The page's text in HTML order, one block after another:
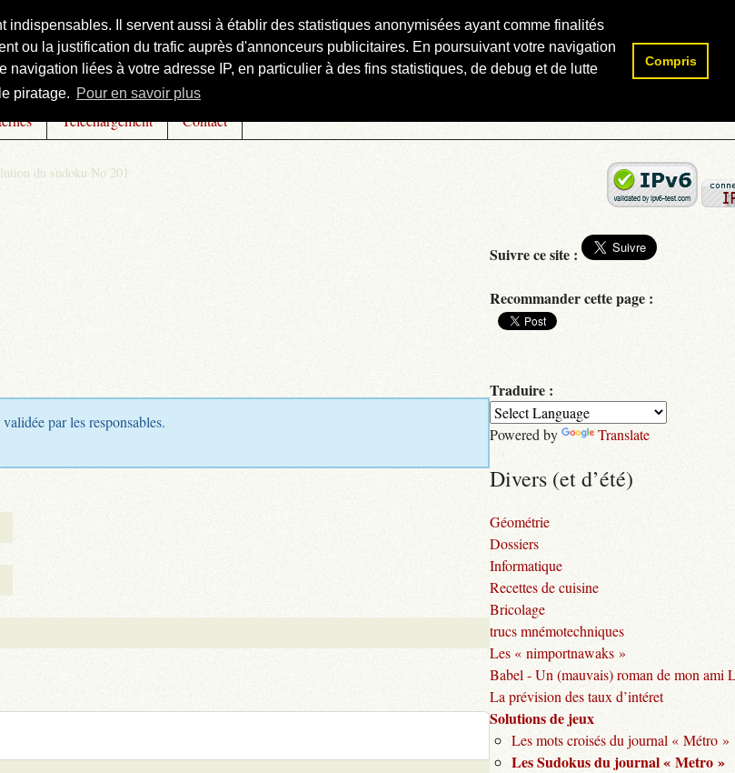
Il servent aussi à établir des statistiques anonymisées ayant comme finalités
ou la justification du trafic auprès d'annonceurs publicitaires. En poursuivant votre navigation
liées à votre adresse IP, en particulier à des fins statistiques, de debug et de lutte
piratage. Pour en savoir plus
Compris
Téléchargement Contact
du sudoku No 201
par les responsables.
Rechercher :
Suivre ce site :
Recommander cette page :
Traduire :
Powered by Translate
Divers (et d’été)
Géométrie
Dossiers
Informatique
Recettes de cuisine
Bricolage
trucs mnémotechniques
Les « nimportnawaks »
Babel - Un (mauvais) roman de mon ami
La prévision des taux d’intéret
Solutions de jeux
Les mots croisés du journal « Métro »
Les Sudokus du journal « Metro »